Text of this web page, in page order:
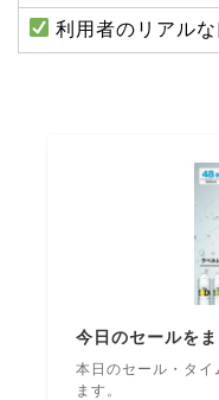
利用者のリアル
今日のセールを
本日のセール・タイ
ます。